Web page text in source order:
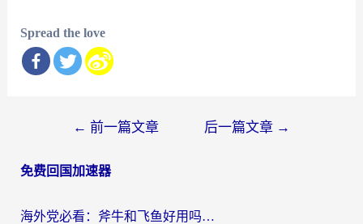
Spread the love
导
← 前一篇文章 后一篇文章 →
免费回国加速器
海外党必看：斧牛和飞鱼好用吗？3步选对回国加速器，无缝刷剧玩国服